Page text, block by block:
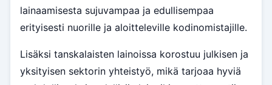
lainaamisesta sujuvampaa ja edullisempaa
erityisesti nuorille ja aloitteleville kodinomistajille.
Lisäksi tanskalaisten lainoissa korostuu julkisen ja
yksityisen sektorin yhteistyö, mikä tarjoaa hyviä